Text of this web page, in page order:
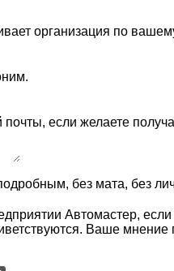
организация по
почты, если желаете
без мата, без
Автомастер,
Ваше